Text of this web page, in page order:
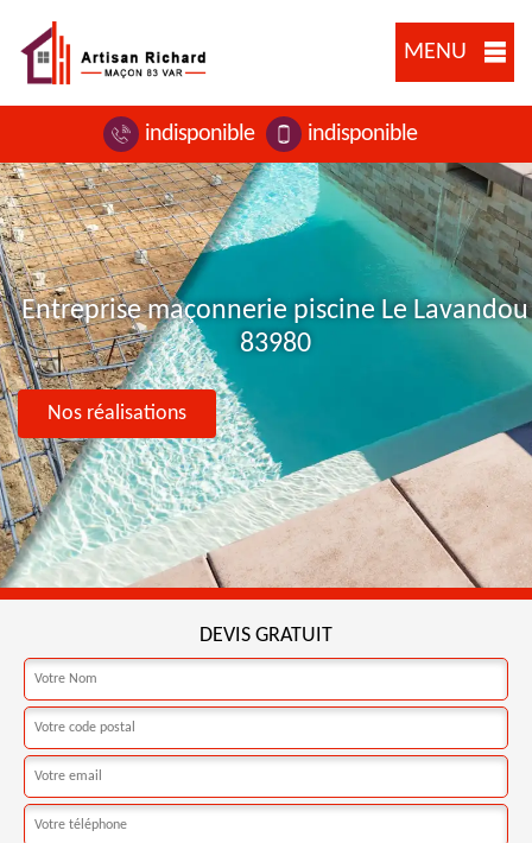
MENU
indisponible indisponible
Entreprise maçonnerie piscine Le Lavandou
83980
Nos réalisations
DEVIS GRATUIT